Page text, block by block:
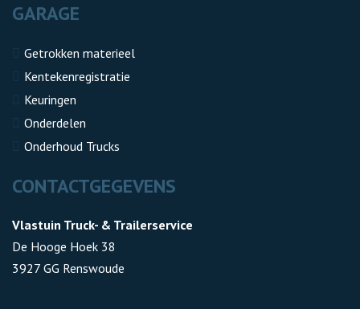
GARAGE
Getrokken materieel
Kentekenregistratie
Keuringen
Onderdelen
Onderhoud Trucks
CONTACTGEGEVENS
Vlastuin Truck- & Trailerservice
De Hooge Hoek 38
3927 GG Renswoude